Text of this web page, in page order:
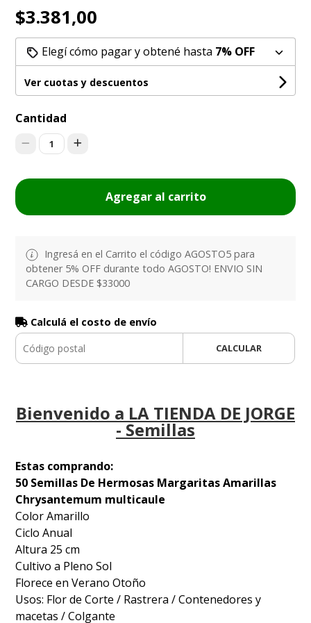
$3.381,00
Elegí cómo pagar y obtené hasta 7% OFF
Ver cuotas y descuentos
Cantidad
1
Agregar al carrito
Ingresá en el Carrito el código AGOSTO5 para
obtener 5% OFF durante todo AGOSTO! ENVIO SIN
CARGO DESDE $33000
Calculá el costo de envío
CALCULAR
Bienvenido a LA TIENDA DE JORGE
- Semillas
Estas comprando:
50 Semillas De Hermosas Margaritas Amarillas
Chrysantemum multicaule
Color Amarillo
Ciclo Anual
Altura 25 cm
Cultivo a Pleno Sol
Florece en Verano Otoño
Usos: Flor de Corte / Rastrera / Contenedores y
macetas / Colgante